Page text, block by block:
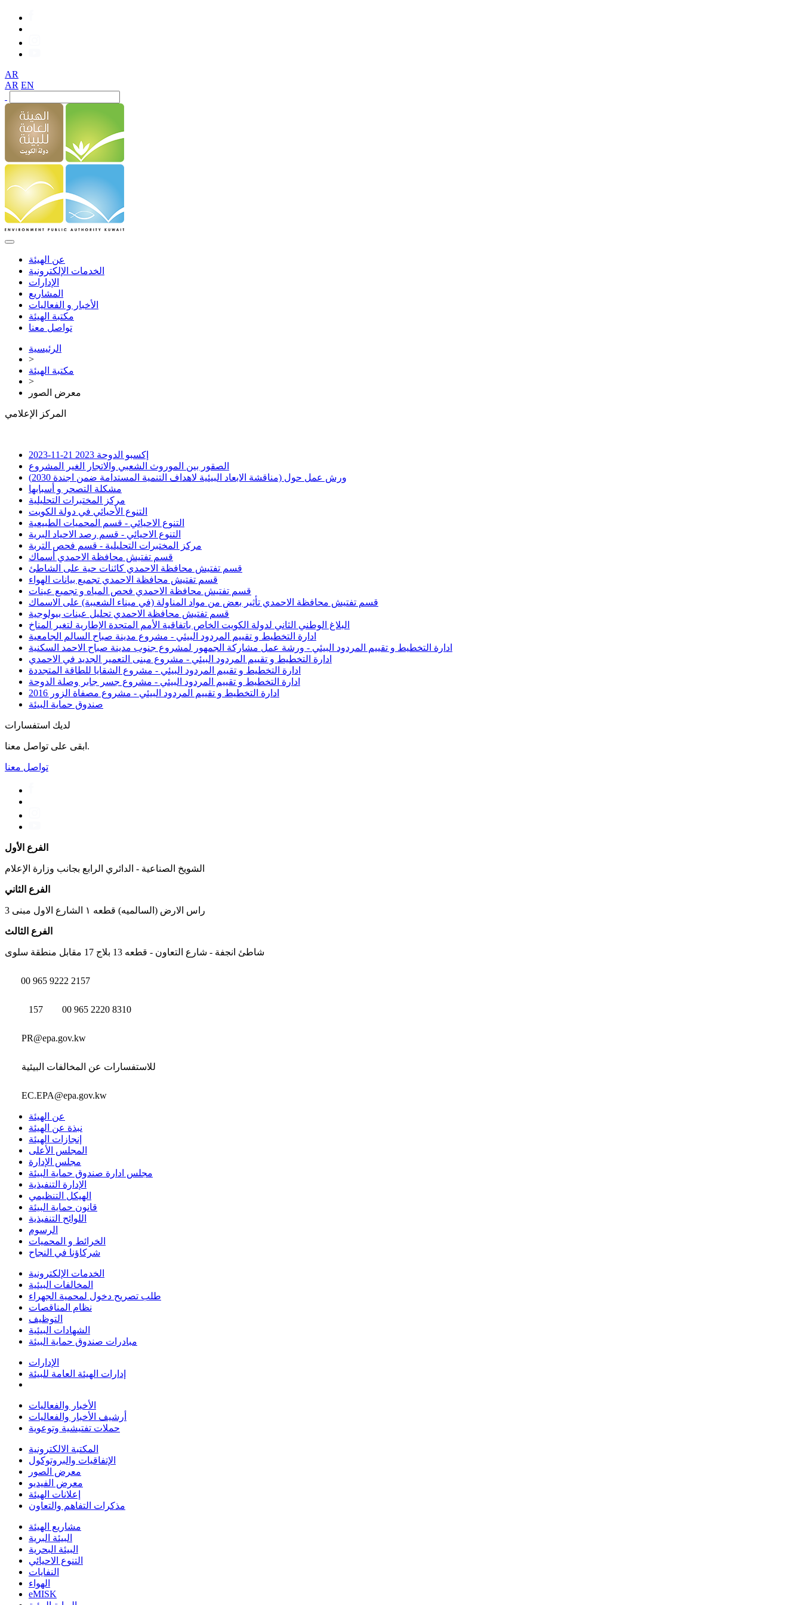
AR
AR EN
عن الهيئة
الخدمات الإلكترونية
الإدارات
المشاريع
الأخبار و الفعاليات
مكتبة الهيئة
تواصل معنا
الرئيسية
>
مكتبة الهيئة
>
معرض الصور
المركز الإعلامي
إكسبو الدوحة 2023
21-11-2023
الصقور بين الموروث الشعبي والاتجار الغير المشروع
ورش عمل حول (مناقشة الابعاد البيئية لاهداف التنمية المستدامة ضمن اجندة 2030)
مشكلة التصحر و أسبابها
مركز المختبرات التحليلية
التنوع الأحيائي في دولة الكويت
التنوع الاحيائي - قسم المحميات الطبيعية
التنوع الاحيائي - قسم رصد الاحياد البرية
مركز المختبرات التحليلية - قسم فحص التربة
قسم تفتيش محافظة الاحمدي أسماك
قسم تفتيش محافظة الاحمدي كائنات حية على الشاطئ
قسم تفتيش محافظة الاحمدي تجميع بيانات الهواء
قسم تفتيش محافظة الاحمدي فحص المياه و تجميع عينات
قسم تفتيش محافظة الاحمدي تأثير بعض من مواد المناولة (في ميناء الشعيبة) على الاسماك
قسم تفتيش محافظة الاحمدي تحليل عينات بيولوجية
البلاغ الوطني الثاني لدولة الكويت الخاص باتفاقية الأمم المتحدة الإطارية لتغير المناخ
ادارة التخطيط و تقييم المردود البيئي - مشروع مدينة صباح السالم الجامعية
ادارة التخطيط و تقييم المردود البيئي - ورشة عمل مشاركة الجمهور لمشروع جنوب مدينة صباح الاحمد السكنية
ادارة التخطيط و تقييم المردود البيئي - مشروع مبنى التعمير الجديد في الاحمدي
ادارة التخطيط و تقييم المردود البيئي - مشروع الشقايا للطاقة المتجددة
ادارة التخطيط و تقييم المردود البيئي - مشروع جسر جابر وصلة الدوحة
ادارة التخطيط و تقييم المردود البيئي - مشروع مصفاة الزور 2016
صندوق حماية البيئة
لديك استفسارات
ابقى على تواصل معنا.
تواصل معنا
الفرع الأول
الشويخ الصناعية - الدائري الرابع بجانب وزارة الإعلام
الفرع الثاني
راس الارض (السالميه) قطعه ١ الشارع الاول مبنى 3
الفرع الثالث
شاطئ انجفة - شارع التعاون - قطعه 13 بلاج 17 مقابل منطقة سلوى
00 965 9222 2157
157 00 965 2220 8310
PR@epa.gov.kw
للاستفسارات عن المخالفات البيئية
EC.EPA@epa.gov.kw
عن الهيئة
نبذة عن الهيئة
إنجازات الهيئة
المجلس الأعلى
مجلس الإدارة
مجلس ادارة صندوق حماية البيئة
الإدارة التنفيذية
الهيكل التنظيمي
قانون حماية البيئة
اللوائح التنفيذية
الرسوم
الخرائط و المحميات
شركاؤنا في النجاح
الخدمات الإلكترونية
المخالفات البيئية
طلب تصريح دخول لمحمية الجهراء
نظام المناقصات
التوظيف
الشهادات البيئية
مبادرات صندوق حماية البيئة
الإدارات
إدارات الهيئة العامة للبيئة
الأخبار والفعاليات
أرشيف الأخبار والفعاليات
حملات تفتيشية وتوعوية
المكتبة الالكترونية
الإتفاقيات والبروتوكول
معرض الصور
معرض الفيديو
إعلانات الهيئة
مذكرات التفاهم والتعاون
مشاريع الهيئة
البيئة البرية
البيئة البحرية
التنوع الاحيائي
النفايات
الهواء
eMISK